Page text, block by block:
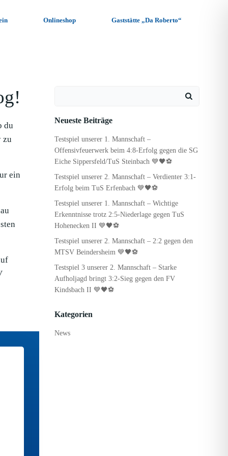
Onlineshop Gaststätte „Da Roberto“
du
zu
ein
Neueste Beiträge
Testspiel unserer 1. Mannschaft –
Offensivfeuerwerk beim 4:8-Erfolg gegen die SG
Eiche Sippersfeld/TuS Steinbach 💙🖤⚽
Testspiel unserer 2. Mannschaft – Verdienter 3:1-
Erfolg beim TuS Erfenbach 💙🖤⚽
Testspiel unserer 1. Mannschaft – Wichtige
Erkenntnisse trotz 2:5-Niederlage gegen TuS
Hohenecken II 💙🖤⚽
Testspiel unserer 2. Mannschaft – 2:2 gegen den
MTSV Beindersheim 💙🖤⚽
Testspiel 3 unserer 2. Mannschaft – Starke
Aufholjagd bringt 3:2-Sieg gegen den FV
Kindsbach II 💙🖤⚽
Kategorien
News